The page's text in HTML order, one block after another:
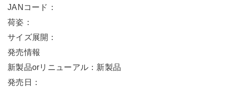
JANコード：
荷姿：
サイズ展開：
発売情報
新製品orリニューアル：新製品
発売日：